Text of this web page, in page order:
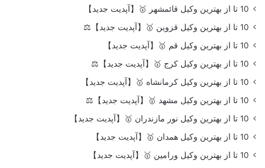
10 تا از بهترین وکیل قائمشهر 🥇【آپدیت جدید】
10 تا از بهترین وکیل قزوین 🥇【آپدیت جدید】⚖️
10 تا از بهترین وکیل قم 🥇【آپدیت جدید】
10 تا از بهترین وکیل کرج 🥇【آپدیت جدید】⚖️
10 تا از بهترین وکیل کرمانشاه 🥇【آپدیت جدید】
10 تا از بهترین وکیل مشهد 🥇【آپدیت جدید】⚖️
10 تا از بهترین وکیل نور مازندران 🥇【آپدیت جدید】
10 تا از بهترین وکیل همدان 🥇【آپدیت جدید】
10 تا از بهترین وکیل ورامین 🥇【آپدیت جدید】